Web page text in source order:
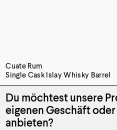
Cuate Rum
Single Cask Islay Whisky Barrel
Du möchtest unsere
eigenen Geschäft oder
anbieten?